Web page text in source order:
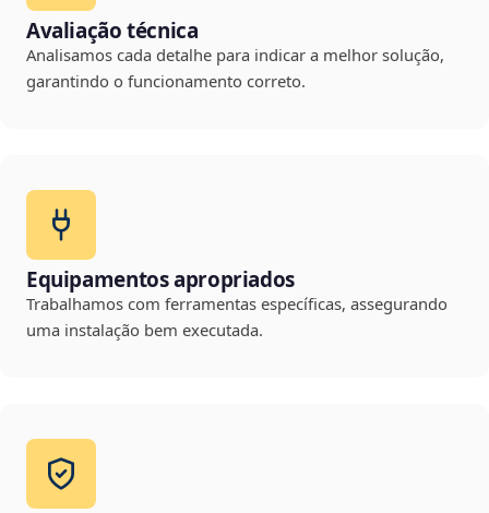
Avaliação técnica
Analisamos cada detalhe para indicar a melhor solução,
garantindo o funcionamento correto.
Equipamentos apropriados
Trabalhamos com ferramentas específicas, assegurando
uma instalação bem executada.